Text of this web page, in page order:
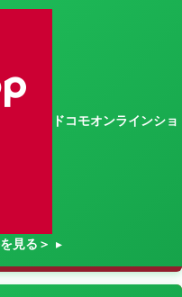
ドコモオンラインショ
見る＞